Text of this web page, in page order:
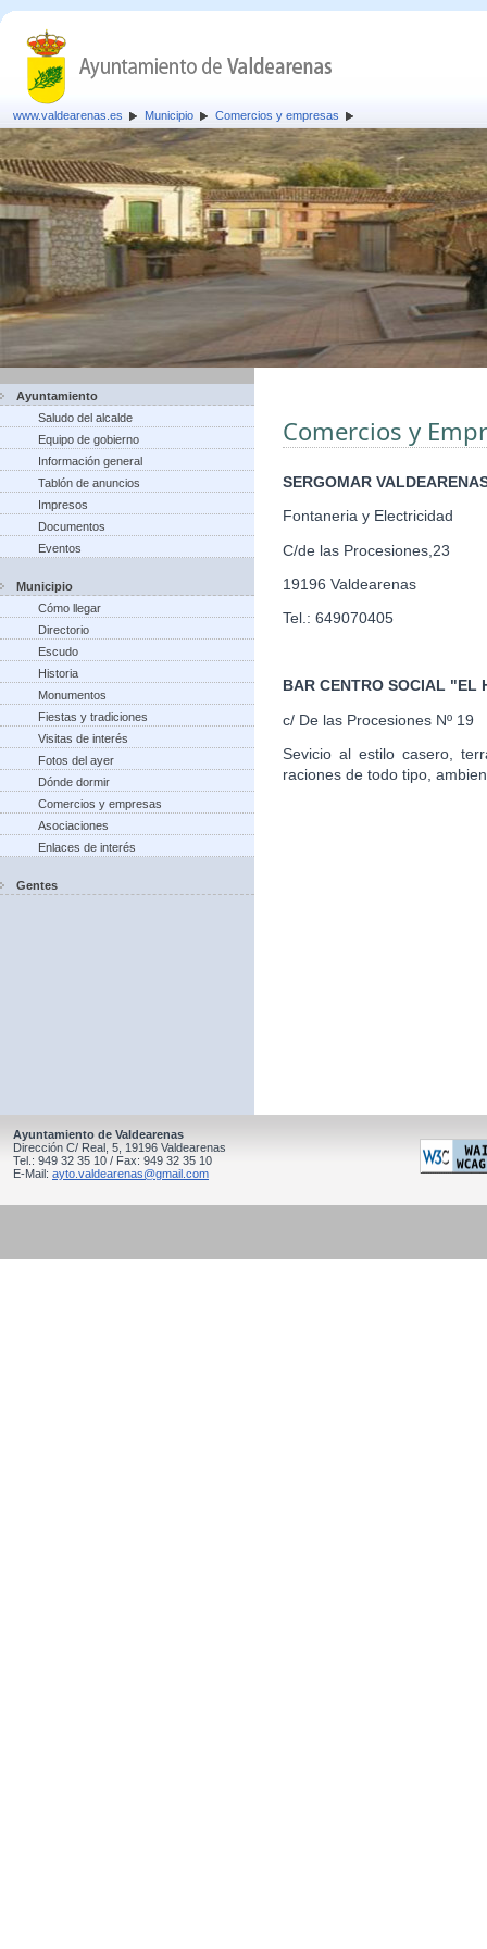
www.valdearenas.es Municipio Comercios y empresas
Ayuntamiento
Saludo del alcalde
Equipo de gobierno
Información general
Tablón de anuncios
Impresos
Documentos
Eventos
Municipio
Cómo llegar
Directorio
Escudo
Historia
Monumentos
Fiestas y tradiciones
Visitas de interés
Fotos del ayer
Dónde dormir
Comercios y empresas
Asociaciones
Enlaces de interés
Gentes
Comercios y
SERGOMAR
Fontaneria y Electricidad
C/de las Procesiones,23
19196 Valdearenas
Tel.: 649070405
BAR CENTRO SOCIAL "EL
c/ De las Procesiones Nº 19
Sevicio al estilo casero,
raciones de todo tipo,
Ayuntamiento de Valdearenas
Dirección C/ Real, 5, 19196 Valdearenas
Tel.: 949 32 35 10 / Fax: 949 32 35 10
E-Mail: ayto.valdearenas@gmail.com